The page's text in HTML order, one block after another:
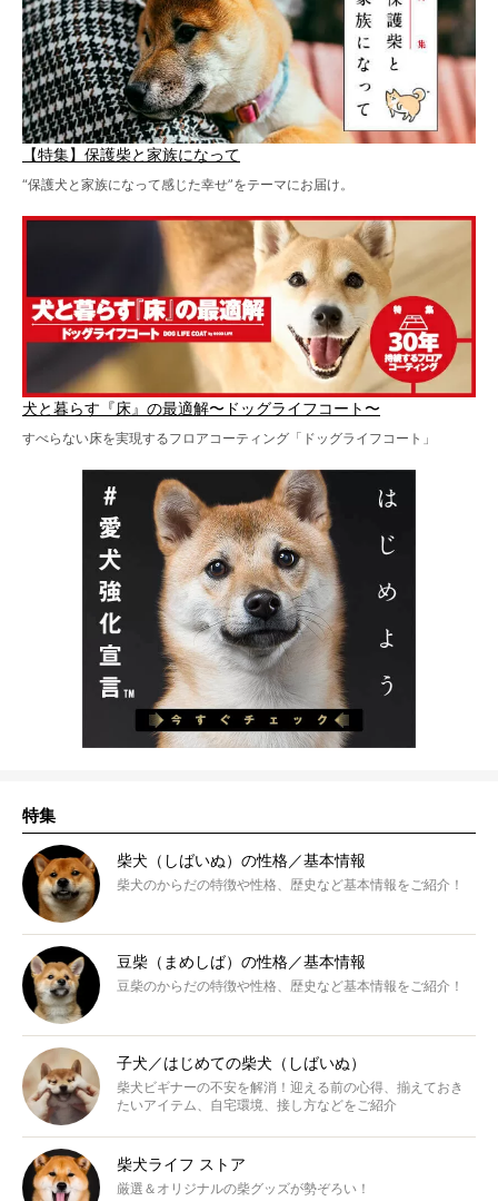
【特集】保護柴と家族になって
“保護犬と家族になって感じた幸せ”をテーマにお届け。
犬と暮らす『床』の最適解〜ドッグライフコート〜
すべらない床を実現するフロアコーティング「ドッグライフコート」
特集
柴犬（しばいぬ）の性格／基本情報
柴犬のからだの特徴や性格、歴史など基本情報をご紹介！
豆柴（まめしば）の性格／基本情報
豆柴のからだの特徴や性格、歴史など基本情報をご紹介！
子犬／はじめての柴犬（しばいぬ）
柴犬ビギナーの不安を解消！迎える前の心得、揃えておき
たいアイテム、自宅環境、接し方などをご紹介
柴犬ライフ ストア
厳選＆オリジナルの柴グッズが勢ぞろい！